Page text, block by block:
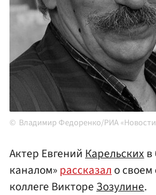
Владимир Федоренко/РИА
Актер ЕвгенийКарельскихв
каналом»рассказало
коллеге ВиктореЗозулине.